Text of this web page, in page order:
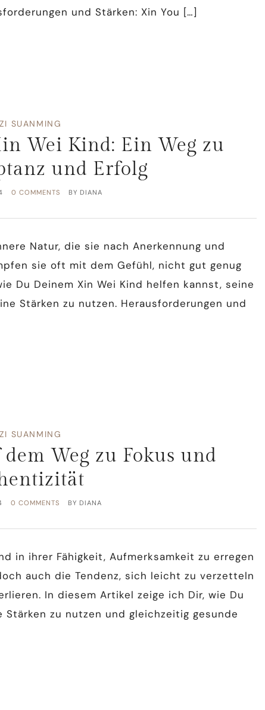
und Stärken: Xin You […]
SUANMING
Wei Kind: Ein Weg zu
und Erfolg
0 COMMENTS BY DIANA
Natur, die sie nach Anerkennung und
sie oft mit dem Gefühl, nicht gut genug
Du Deinem Xin Wei Kind helfen kannst, seine
Stärken zu nutzen. Herausforderungen und
SUANMING
Weg zu Fokus und
0 COMMENTS BY DIANA
in ihrer Fähigkeit, Aufmerksamkeit zu erregen
auch die Tendenz, sich leicht zu verzetteln
In diesem Artikel zeige ich Dir, wie Du
zu nutzen und gleichzeitig gesunde